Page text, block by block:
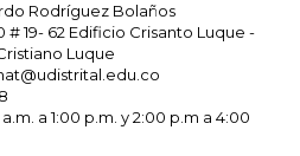
Rodríguez Bolaños
# 19- 62 Edificio Crisanto Luque -
Luque
a 1:00 p.m. y 2:00 p.m a 4:00